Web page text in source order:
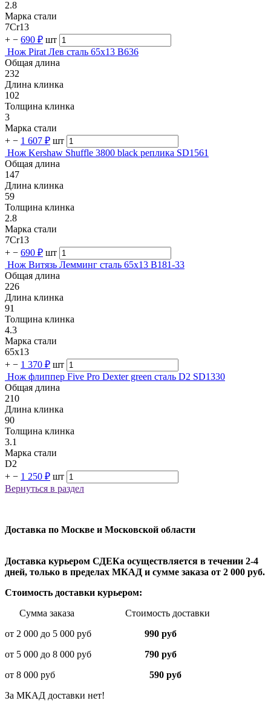
2.8
Марка стали
7Cr13
+ − 690 ₽ шт
Нож Pirat Лев сталь 65х13 B636
Общая длина
232
Длина клинка
102
Толщина клинка
3
Марка стали
+ − 1 607 ₽ шт
Нож Kershaw Shuffle 3800 black реплика SD1561
Общая длина
147
Длина клинка
59
Толщина клинка
2.8
Марка стали
7Cr13
+ − 690 ₽ шт
Нож Витязь Лемминг сталь 65х13 B181-33
Общая длина
226
Длина клинка
91
Толщина клинка
4.3
Марка стали
65х13
+ − 1 370 ₽ шт
Нож флиппер Five Pro Dexter green сталь D2 SD1330
Общая длина
210
Длина клинка
90
Толщина клинка
3.1
Марка стали
D2
+ − 1 250 ₽ шт
Вернуться в раздел
Доставка по Москве и Московской области
Доставка курьером СДЕКа осуществляется в течении 2-4
дней, только в пределах МКАД и сумме заказа от 2 000 руб.
Стоимость доставки курьером:
Сумма заказа Стоимость доставки
от 2 000 до 5 000 руб
990 руб
от 5 000 до 8 000 руб 790 руб
от 8 000 руб 590 руб
За МКАД доставки нет!